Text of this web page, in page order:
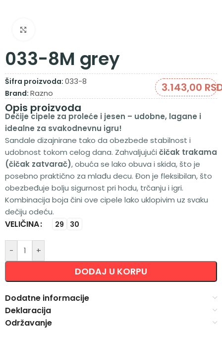
033-8M grey
Šifra proizvoda: 033-8
Brand: Razno 3.143,00
Opis proizvoda
Dečije cipele za proleće i jesen – udobne, lagane i
idealne za svakodnevnu igru!
Sandale dizajnirane tako da obezbede stabilnost i
udobnost tokom celog dana. Zahvaljujući čičak trakama
(čičak zatvarač), obuća se lako obuva i skida, što je
posebno praktično za mlađu decu. Đon je fleksibilan, što
obezbeđuje bolju sigurnost pri hodu, trčanju i igri.
Kombinacija boja čini ove cipele lako uklopivim uz svaku
dečiju odeću.
VELIČINA 29 30
- +
DODAJ U KORPU
Alternative:
Dodatne informacije
Deklaracija
Održavanje